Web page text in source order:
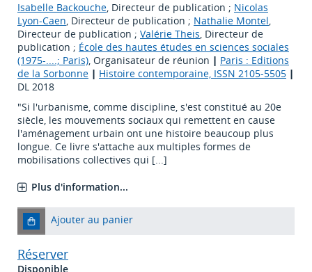
Isabelle Backouche, Directeur de publication ; Nicolas
Lyon-Caen, Directeur de publication ; Nathalie Montel,
Directeur de publication ; Valérie Theis, Directeur de
publication ; École des hautes études en sciences sociales
(1975-....; Paris), Organisateur de réunion | Paris : Editions
de la Sorbonne | Histoire contemporaine, ISSN 2105-5505 |
DL 2018
"Si l'urbanisme, comme discipline, s'est constitué au 20e
siècle, les mouvements sociaux qui remettent en cause
l'aménagement urbain ont une histoire beaucoup plus
longue. Ce livre s'attache aux multiples formes de
mobilisations collectives qui [...]
Plus d'information...
Ajouter au panier
Réserver
Disponible